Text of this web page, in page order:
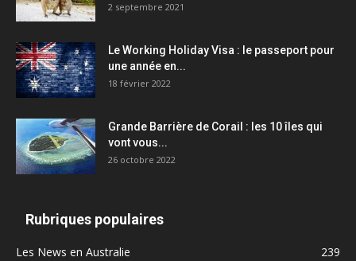
2 septembre 2021
Le Working Holiday Visa : le passeport pour
une année en...
18 février 2022
Grande Barrière de Corail : les 10 îles qui
vont vous...
26 octobre 2022
Rubriques populaires
Les News en Australie
239